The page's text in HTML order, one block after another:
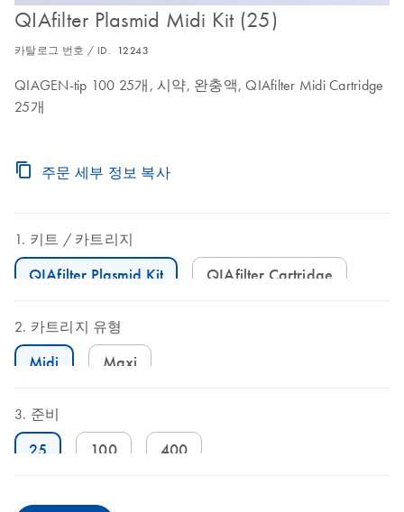
QIAfilter Plasmid Midi Kit (25)
카탈로그 번호 / ID. 12243
QIAGEN-tip 100 25개, 시약, 완충액, QIAfilter Midi Cartridge
25개
주문 세부 정보 복사
키트 카트리지
QIAfilter Plasmid Kit QIAfilter Cartridge
카트리지 유형
Midi Maxi
준비
25 100 400